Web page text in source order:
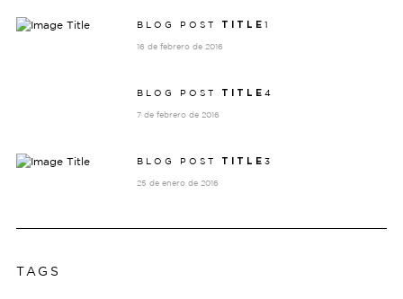
BLOG POST TITLE 1
16 de febrero de 2016
BLOG POST TITLE 4
7 de febrero de 2016
BLOG POST TITLE 3
25 de enero de 2016
TAGS